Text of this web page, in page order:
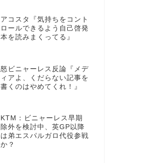
アコスタ『気持ちをコント
ロールできるよう自己啓発
本を読みまくってる』
怒ビニャーレス反論『メデ
ィアよ、くだらない記事を
書くのはやめてくれ！』
KTM：ビニャーレス早期
除外を検討中、英GP以降
は弟エスパルガロ代役参戦
か？